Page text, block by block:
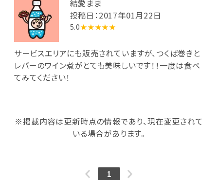
結愛まま
投稿日：2017年01月22日
5.0★★★★★
サービスエリアにも販売されていますが、つくば巻きと
レバーのワイン煮がとても美味しいです！！一度は食べ
てみてください！
※掲載内容は更新時点の情報であり、現在変更されて
いる場合があります。
1